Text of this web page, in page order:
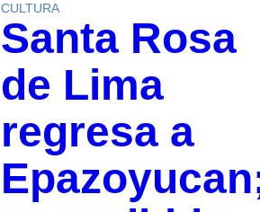
CULTURA
Santa Rosa
de Lima
regresa a